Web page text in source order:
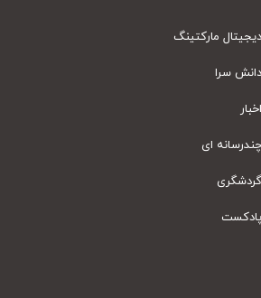
مارکتینگ
سرا
ای